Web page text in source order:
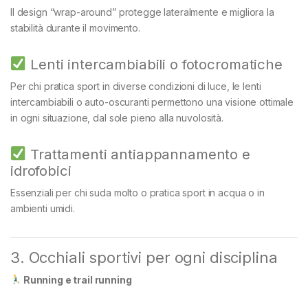
Il design “wrap-around” protegge lateralmente e migliora la
stabilità durante il movimento.
Lenti intercambiabili o fotocromatiche
Per chi pratica sport in diverse condizioni di luce, le lenti
intercambiabili o auto-oscuranti permettono una visione ottimale
in ogni situazione, dal sole pieno alla nuvolosità.
Trattamenti antiappannamento e
idrofobici
Essenziali per chi suda molto o pratica sport in acqua o in
ambienti umidi.
3. Occhiali sportivi per ogni disciplina
Running e trail running